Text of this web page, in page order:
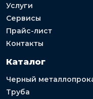
Услуги
Сервисы
Прайс-лист
Контакты
Каталог
Черный
Труба